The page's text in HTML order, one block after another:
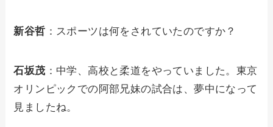
新谷哲 ：スポーツは何をされていたのですか？
石坂茂 ：中学、高校と柔道をやっていました。東京
オリンピックでの阿部兄妹の試合は、夢中になって
見ましたね。